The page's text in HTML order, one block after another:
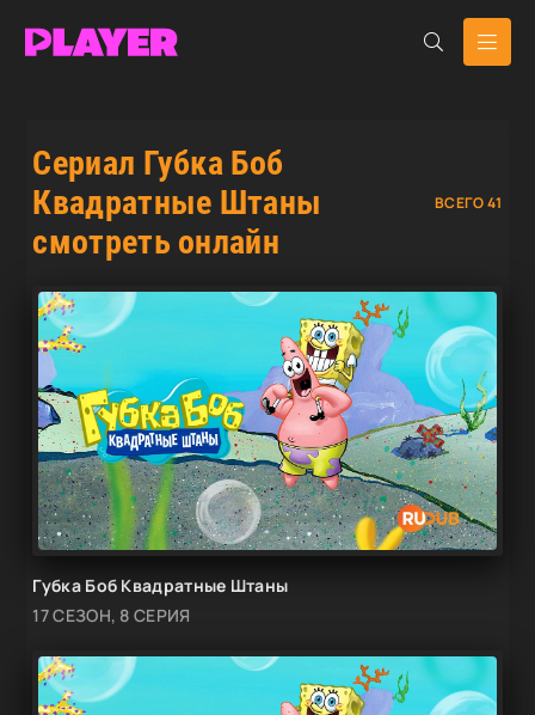
Сериал Губка Боб
Квадратные Штаны
смотреть онлайн
ВСЕГО 41
Губка Боб Квадратные Штаны
17 СЕЗОН, 8 СЕРИЯ